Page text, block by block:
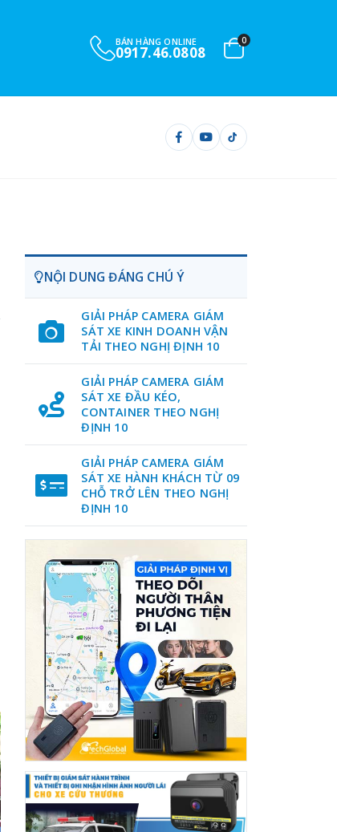
BÁN HÀNG ONLINE
0917.46.0808
0
NỘI DUNG ĐÁNG CHÚ Ý
GIẢI PHÁP CAMERA GIÁM
SÁT XE KINH DOANH VẬN
TẢI THEO NGHỊ ĐỊNH 10
GIẢI PHÁP CAMERA GIÁM
SÁT XE ĐẦU KÉO,
CONTAINER THEO NGHỊ
ĐỊNH 10
GIẢI PHÁP CAMERA GIÁM
SÁT XE HÀNH KHÁCH TỪ 09
CHỖ TRỞ LÊN THEO NGHỊ
ĐỊNH 10